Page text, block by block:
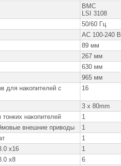
BMC
LSI 3108
50/60 Гц
AC 100-240 В
89 мм
267 мм
630 мм
965 мм
для накопителей с
16
3 x 80mm
накопителей
1
внешние приводы
1
1
x16
1
x8
6